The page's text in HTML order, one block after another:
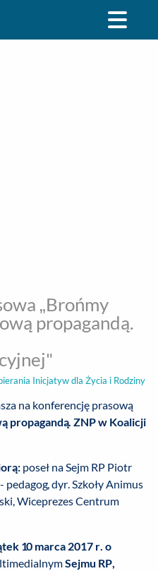
„Brońmy
propagandą.
Inicjatyw dla Życia i Rodziny
na konferencję prasową
propagandą. ZNP w Koalicji
poseł na Sejm RP Piotr
dyr. Szkoły Animus
Wiceprezes Centrum
10 marca 2017 r. o
Sejmu RP,